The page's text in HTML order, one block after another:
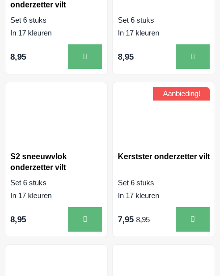
onderzetter vilt
Set 6 stuks
In 17 kleuren
8,95
Set 6 stuks
In 17 kleuren
8,95
S2 sneeuwvlok
onderzetter vilt
Set 6 stuks
In 17 kleuren
8,95
Aanbieding!
Kerstster onderzetter vilt
Set 6 stuks
In 17 kleuren
7,95 8,95